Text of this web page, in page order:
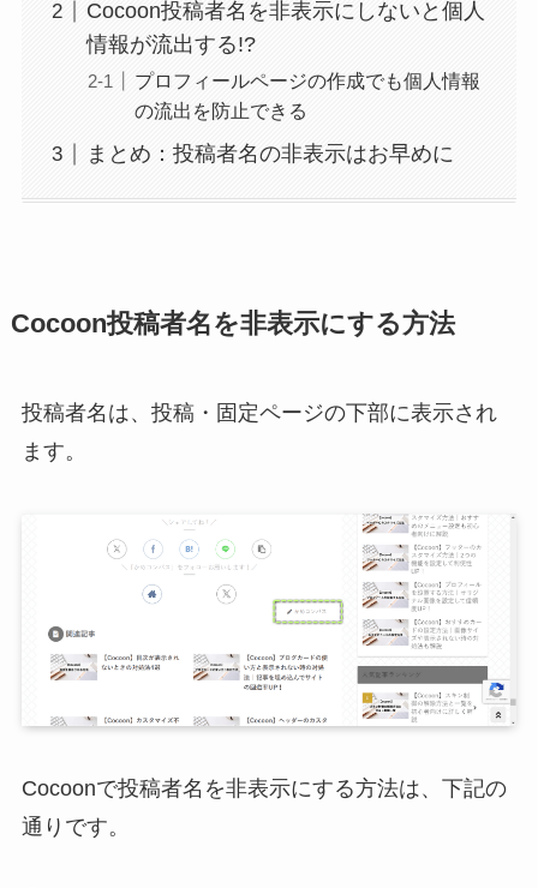
Cocoon投稿者名を非表示にしないと個人
情報が流出する!?
プロフィールページの作成でも個人情報
の流出を防止できる
まとめ：投稿者名の非表示はお早めに
Cocoon投稿者名を非表示にする方法
投稿者名は、投稿・固定ページの下部に表示され
ます。
Cocoonで投稿者名を非表示にする方法は、下記の
通りです。